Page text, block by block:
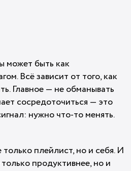
может быть как
Всё зависит от того, как
Главное — не обманывать
сосредоточиться — это
нужно что-то менять.
плейлист, но и себя. И
продуктивнее, но и